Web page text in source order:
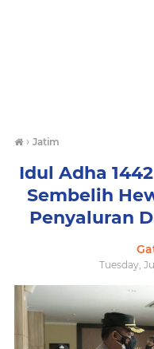
› Jatim
Idul Adha
Sembelih
Penyaluran
Tuesday,